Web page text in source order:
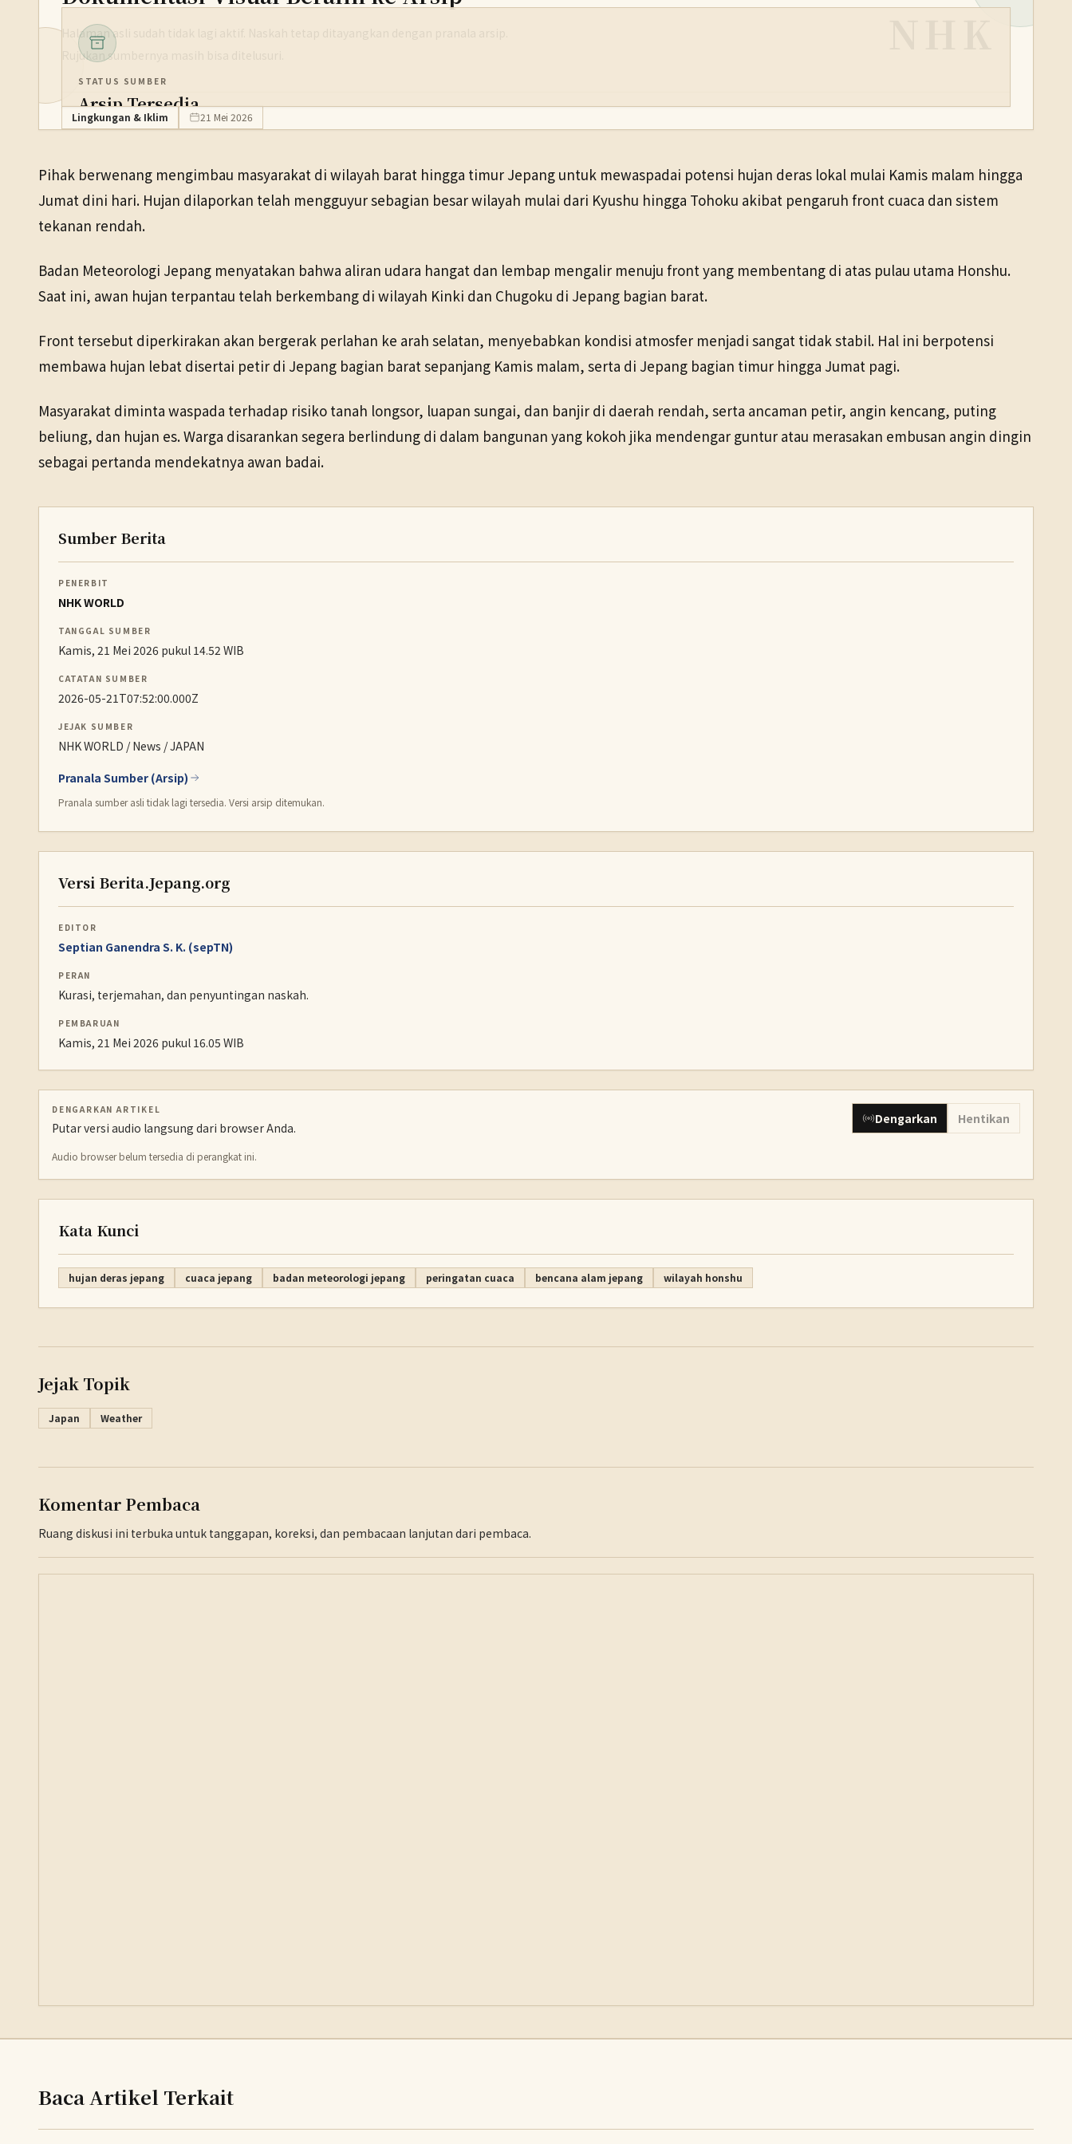
Halaman asli sudah tidak lagi aktif. Naskah tetap ditayangkan dengan pranala arsip.
Rujukan sumbernya masih bisa ditelusuri.
Lingkungan & Iklim 21 Mei 2026
STATUS SUMBER
Arsip Tersedia
TANGGAL SUMBER
21 Mei 2026
Pihak berwenang mengimbau masyarakat di wilayah barat hingga timur Jepang untuk mewaspadai potensi hujan deras lokal mulai Kamis malam hingga
Jumat dini hari. Hujan dilaporkan telah mengguyur sebagian besar wilayah mulai dari Kyushu hingga Tohoku akibat pengaruh front cuaca dan sistem
tekanan rendah.
Badan Meteorologi Jepang menyatakan bahwa aliran udara hangat dan lembap mengalir menuju front yang membentang di atas pulau utama Honshu.
Saat ini, awan hujan terpantau telah berkembang di wilayah Kinki dan Chugoku di Jepang bagian barat.
Front tersebut diperkirakan akan bergerak perlahan ke arah selatan, menyebabkan kondisi atmosfer menjadi sangat tidak stabil. Hal ini berpotensi
membawa hujan lebat disertai petir di Jepang bagian barat sepanjang Kamis malam, serta di Jepang bagian timur hingga Jumat pagi.
Masyarakat diminta waspada terhadap risiko tanah longsor, luapan sungai, dan banjir di daerah rendah, serta ancaman petir, angin kencang, puting
beliung, dan hujan es. Warga disarankan segera berlindung di dalam bangunan yang kokoh jika mendengar guntur atau merasakan embusan angin dingin
sebagai pertanda mendekatnya awan badai.
Sumber Berita
PENERBIT
NHK WORLD
TANGGAL SUMBER
Kamis, 21 Mei 2026 pukul 14.52 WIB
CATATAN SUMBER
2026-05-21T07:52:00.000Z
JEJAK SUMBER
NHK WORLD / News / JAPAN
Pranala Sumber (Arsip)
Pranala sumber asli tidak lagi tersedia. Versi arsip ditemukan.
Versi Berita.Jepang.org
EDITOR
Septian Ganendra S. K. (sepTN)
PERAN
Kurasi, terjemahan, dan penyuntingan naskah.
PEMBARUAN
Kamis, 21 Mei 2026 pukul 16.05 WIB
DENGARKAN ARTIKEL
Putar versi audio langsung dari browser Anda.
Dengarkan Hentikan
Audio browser belum tersedia di perangkat ini.
Kata Kunci
hujan deras jepang cuaca jepang badan meteorologi jepang peringatan cuaca bencana alam jepang wilayah honshu
Jejak Topik
Japan Weather
Komentar Pembaca
Ruang diskusi ini terbuka untuk tanggapan, koreksi, dan pembacaan lanjutan dari pembaca.
Baca Artikel Terkait